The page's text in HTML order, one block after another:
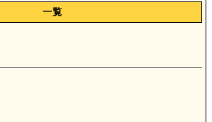
一覧